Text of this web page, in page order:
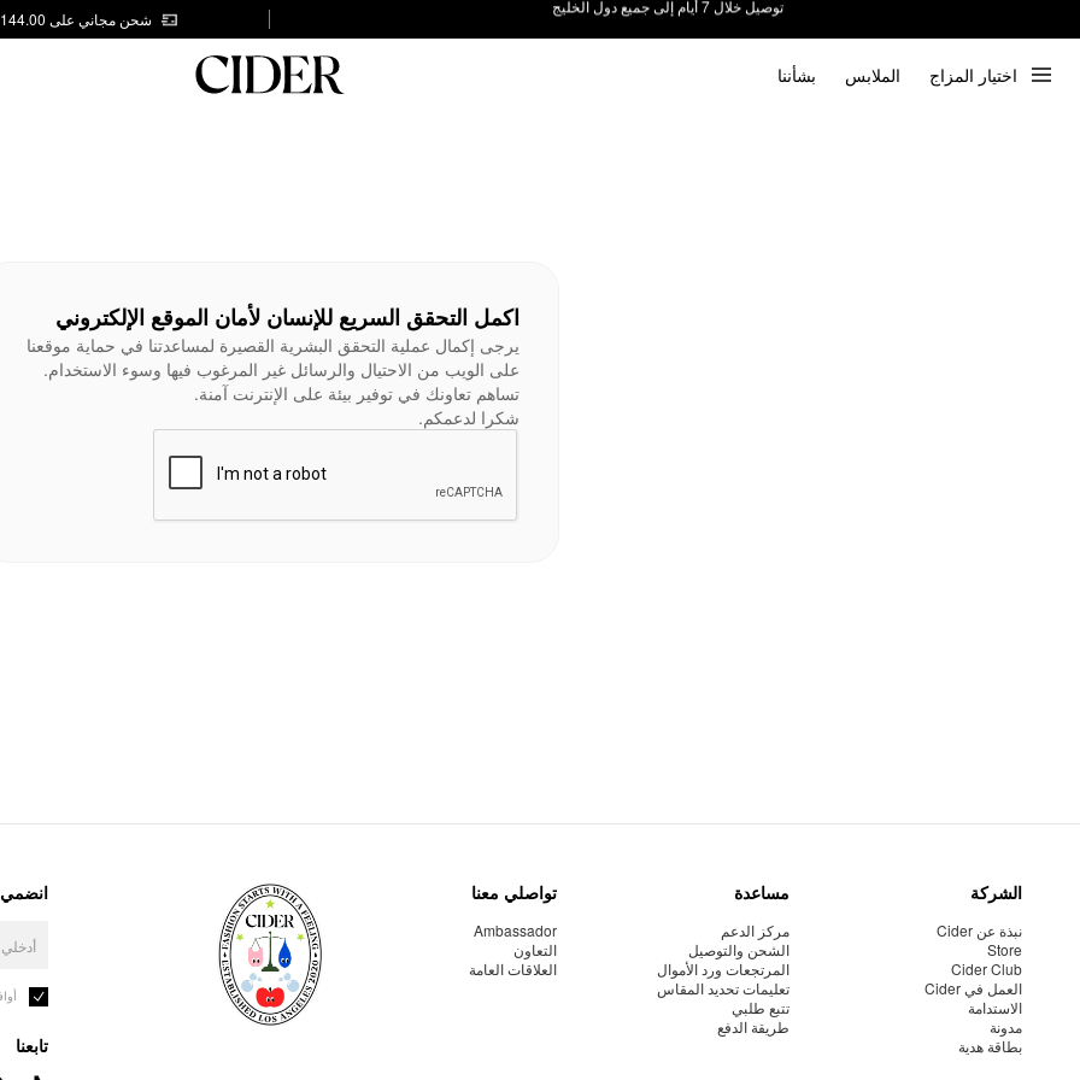
شحن مجاني على AED 144.00
اختيار المزاج الملابس بشأننا
اكمل التحقق السريع للإنسان لأمان الموقع الإلكتروني
يرجى إكمال عملية التحقق البشرية القصيرة لمساعدتنا في حماية موقعنا
على الويب من الاحتيال والرسائل غير المرغوب فيها وسوء الاستخدام.
تساهم تعاونك في توفير بيئة على الإنترنت آمنة.
شكرا لدعمكم.
الشركة
نبذة عن Cider
Store
Cider Club
العمل في Cider
الاستدامة
مدونة
بطاقة هدية
مساعدة
مركز الدعم
الشحن والتوصيل
المرتجعات ورد الأموال
تعليمات تحديد المقاس
تتبع طلبي
طريقة الدفع
تواصلي معنا
Ambassador
التعاون
العلاقات العامة
انضمي
تابعنا